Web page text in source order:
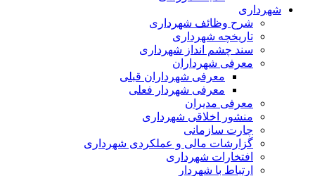
شهرداری
شرح وظائف شهرداری
تاریخچه شهرداری
سند چشم انداز شهرداری
معرفی شهرداران
معرفی شهرداران قبلی
معرفی شهردار فعلی
معرفی مدیران
منشور اخلاقی شهرداری
چارت سازمانی
گزارشات مالی و عملکردی شهرداری
افتخارات شهرداری
ارتباط با شهردار